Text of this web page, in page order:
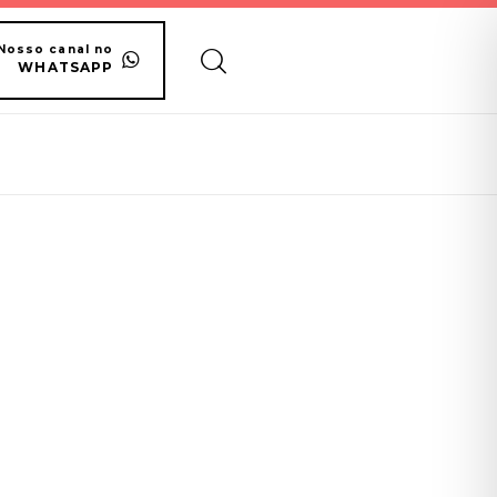
canal no
WHATSAPP